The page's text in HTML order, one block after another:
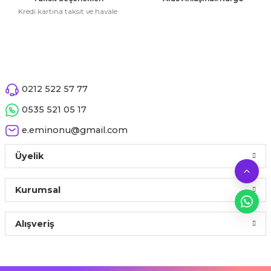
ve Dekor Maske
Kredi kartına taksit ve havale
0212 522 57 77
0535 521 05 17
e.eminonu@gmail.com
Üyelik
Kurumsal
Alışveriş